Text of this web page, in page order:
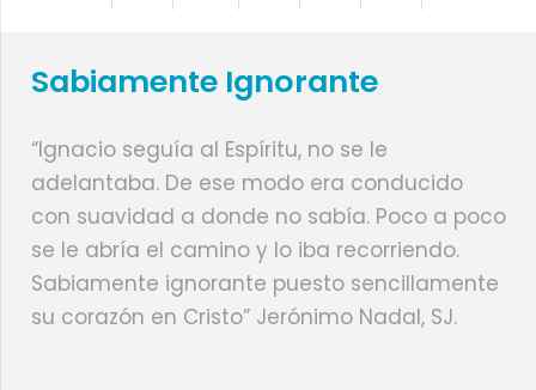
Sabiamente Ignorante
“Ignacio seguía al Espíritu, no se le
adelantaba. De ese modo era conducido
con suavidad a donde no sabía. Poco a poco
se le abría el camino y lo iba recorriendo.
Sabiamente ignorante puesto sencillamente
su corazón en Cristo” Jerónimo Nadal, SJ.